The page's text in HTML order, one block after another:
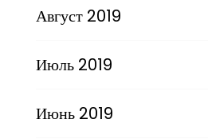
Август 2019
Июль 2019
Июнь 2019